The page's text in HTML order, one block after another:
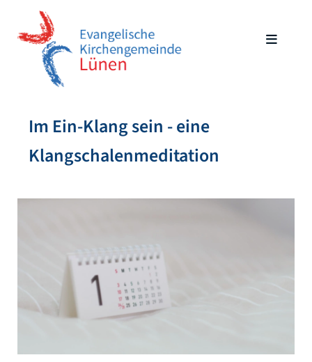
Im Ein-Klang sein - eine
Klangschalenmeditation